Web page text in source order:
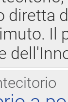
diretta
Il